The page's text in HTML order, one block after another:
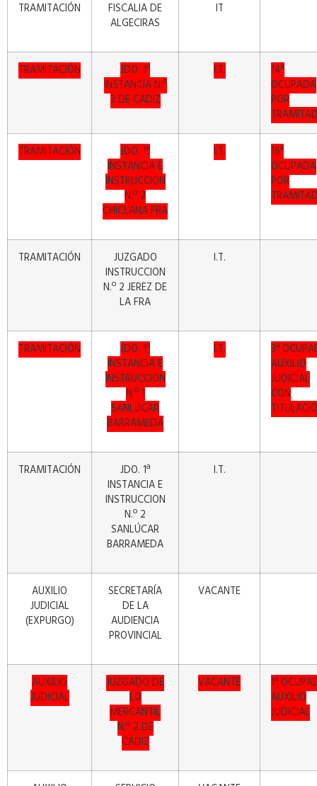
TRAMITACIÓN
FISCALIA DE
ALGECIRAS
IT
TRAMITACIÓN
JDO. 1ª
INSTANCIA N.º
3 DE CADIZ
I.T.
14ª
OCUPADA
POR
TRAMITACIÓN
JDO. 1ª
INSTANCIA E
INSTRUCCION
N.º 2
CHICLANA FRA
I.T.
16ª
OCUPADA
POR
TRAMITACIÓN
JUZGADO
INSTRUCCION
N.º 2 JEREZ DE
LA FRA
I.T.
TRAMITACIÓN
JDO. 1ª
INSTANCIA E
INSTRUCCION
N.º 1
SANLÚCAR
BARRAMEDA
I.T.
3ª
AUXILIO
JUDICIAL
CON
TRAMITACIÓN
JDO. 1ª
INSTANCIA E
INSTRUCCION
N.º 2
SANLÚCAR
BARRAMEDA
I.T.
AUXILIO
JUDICIAL
(EXPURGO)
SECRETARÍA
DE LA
AUDIENCIA
PROVINCIAL
VACANTE
AUXILIO
JUDICIAL
JUZGADO DE
LO
MERCANTIL
N.º 2 DE
CÁDIZ
VACANTE
1ª
AUXILIO
JUDICIAL